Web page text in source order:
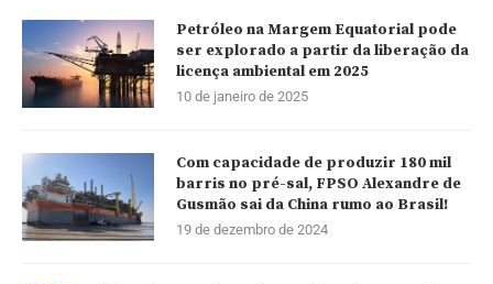
Petróleo na Margem Equatorial pode
ser explorado a partir da liberação da
licença ambiental em 2025
10 de janeiro de 2025
Com capacidade de produzir 180 mil
barris no pré-sal, FPSO Alexandre de
Gusmão sai da China rumo ao Brasil!
19 de dezembro de 2024